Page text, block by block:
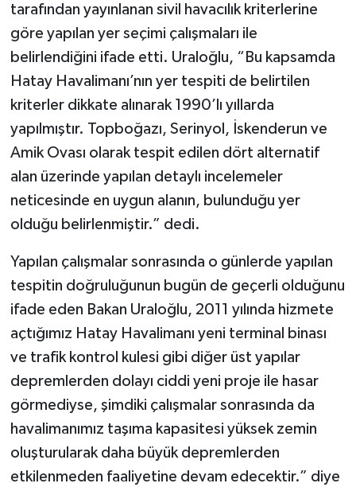
tarafından yayınlanan sivil havacılık kriterlerine
göre yapılan yer seçimi çalışmaları ile
belirlendiğini ifade etti. Uraloğlu, “Bu kapsamda
Hatay Havalimanı’nın yer tespiti de belirtilen
kriterler dikkate alınarak 1990’lı yıllarda
yapılmıştır. Topboğazı, Serinyol, İskenderun ve
Amik Ovası olarak tespit edilen dört alternatif
alan üzerinde yapılan detaylı incelemeler
neticesinde en uygun alanın, bulunduğu yer
olduğu belirlenmiştir.” dedi.
Yapılan çalışmalar sonrasında o günlerde yapılan
tespitin doğruluğunun bugün de geçerli olduğunu
ifade eden Bakan Uraloğlu, 2011 yılında hizmete
açtığımız Hatay Havalimanı yeni terminal binası
ve trafik kontrol kulesi gibi diğer üst yapılar
depremlerden dolayı ciddi yeni proje ile hasar
görmediyse, şimdiki çalışmalar sonrasında da
havalimanımız taşıma kapasitesi yüksek zemin
oluşturularak daha büyük depremlerden
etkilenmeden faaliyetine devam edecektir.” diye